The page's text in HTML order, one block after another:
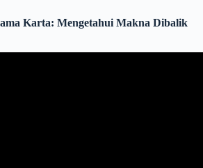
Karta: Mengetahui Makna Dibalik